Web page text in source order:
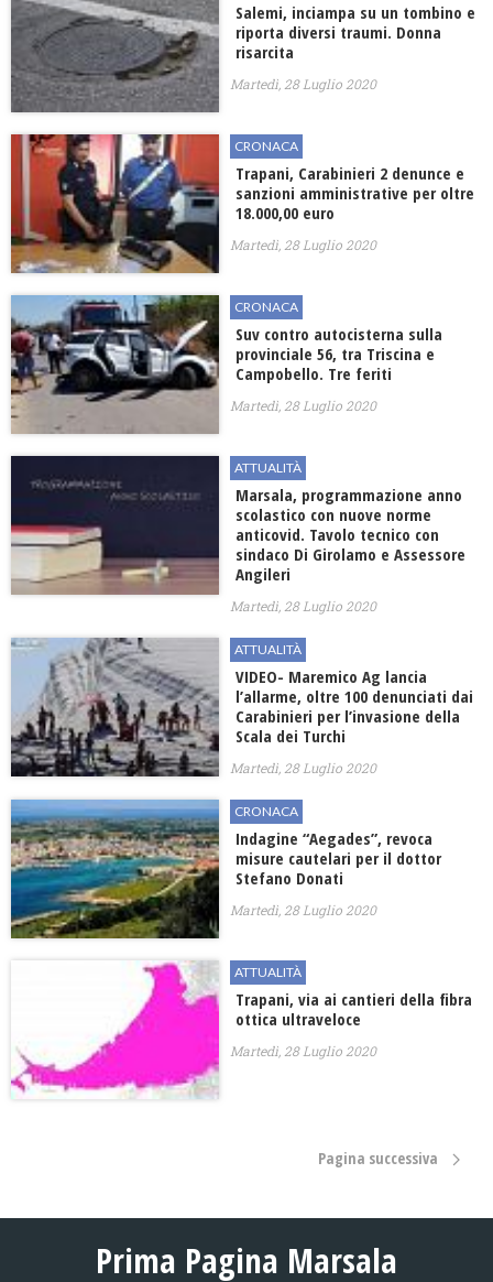
Salemi, inciampa su un tombino e
riporta diversi traumi. Donna
risarcita
Martedì, 28 Luglio 2020
CRONACA
Trapani, Carabinieri 2 denunce e
sanzioni amministrative per oltre
18.000,00 euro
Martedì, 28 Luglio 2020
CRONACA
Suv contro autocisterna sulla
provinciale 56, tra Triscina e
Campobello. Tre feriti
Martedì, 28 Luglio 2020
ATTUALITÀ
Marsala, programmazione anno
scolastico con nuove norme
anticovid. Tavolo tecnico con
sindaco Di Girolamo e Assessore
Angileri
Martedì, 28 Luglio 2020
ATTUALITÀ
VIDEO- Maremico Ag lancia
l’allarme, oltre 100 denunciati dai
Carabinieri per l’invasione della
Scala dei Turchi
Martedì, 28 Luglio 2020
CRONACA
Indagine “Aegades”, revoca
misure cautelari per il dottor
Stefano Donati
Martedì, 28 Luglio 2020
ATTUALITÀ
Trapani, via ai cantieri della fibra
ottica ultraveloce
Martedì, 28 Luglio 2020
Pagina successiva
Prima Pagina Marsala